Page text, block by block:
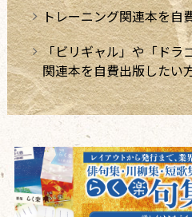
トレーニング関連本を自
「ビリギャル」や「ドラ
関連本を自費出版したい